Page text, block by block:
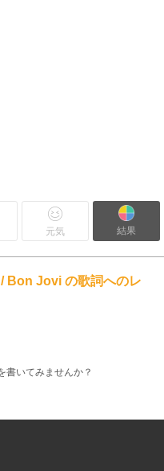
元気 結果
Bon Jovi の歌詞へのレ
書いてみませんか？